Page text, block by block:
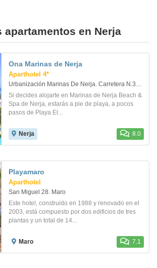
apartamentos en Nerja
Ona Marinas de Nerja
Aparthotel 4*
Urbanización Marinas De Nerja. Carretera N.340 Km 289,5. Nerja
Si decides alojarte en Marinas de Nerja Beach &
Spa de Nerja, estarás a pie de playa, a pocos
pasos de Playa El...
Nerja 8.0
Playamaro
Aparthotel
San Miguel 28. Maro
Este hotel, construido en 1988 y renovado en el
2003, está compuesto por dos edificios de tres
plantas y un total de 14...
Maro 7.1